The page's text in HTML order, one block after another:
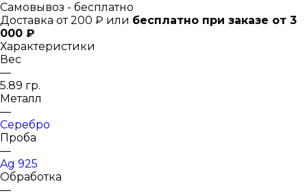
Самовывоз - бесплатно
Доставка от 200 ₽ или бесплатно при заказе от 3
000 ₽
Характеристики
Вес
—
5.89 гр.
Металл
—
Серебро
Проба
—
Ag 925
Обработка
—